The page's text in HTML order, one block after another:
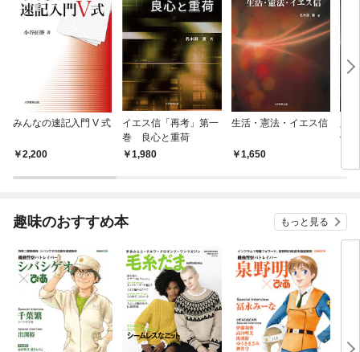
みんなの速記入門 V 式
2,200
イエス信「再考」第一
巻 良心と重荷
1,980
生活・憲法・イエス信
1,650
信」
趣味のおすすめ本 もっと見る